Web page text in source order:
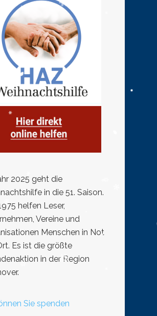
2025 geht die
in die 51. Saison.
helfen Leser,
Vereine und
Menschen in Not
Es ist die größte
in der Region
Sie spenden